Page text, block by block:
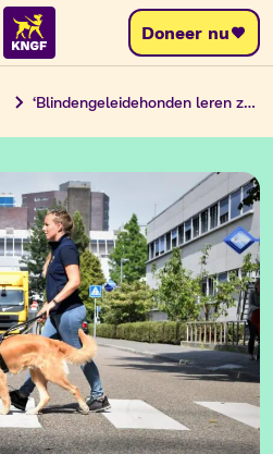
Doneer nu
‘Blindengeleidehonden leren zelf nadenken’